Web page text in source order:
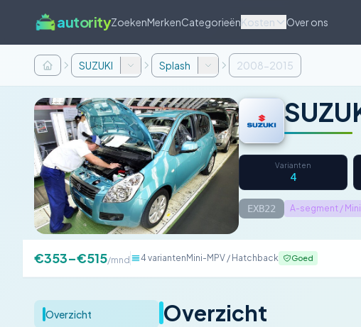
autorityZoekenMerkenCategorieënKosten Over ons
SUZUKI Splash 2008-2015
Varianten
4
EXB22 A-segment /
€353–€515/mnd 4 varianten Mini-MPV / Hatchback Goed
Overzicht Overzicht